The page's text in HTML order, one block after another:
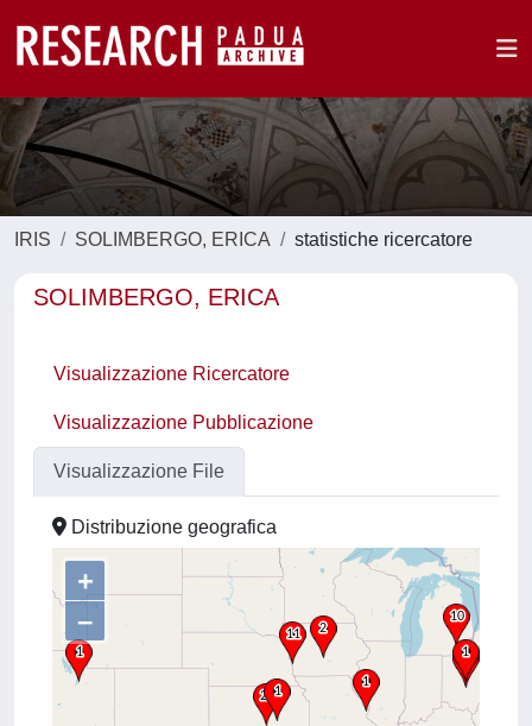
IRIS SOLIMBERGO, ERICA statistiche ricercatore
SOLIMBERGO, ERICA
Visualizzazione Ricercatore
Visualizzazione Pubblicazione
Visualizzazione File
Distribuzione geografica
+
–